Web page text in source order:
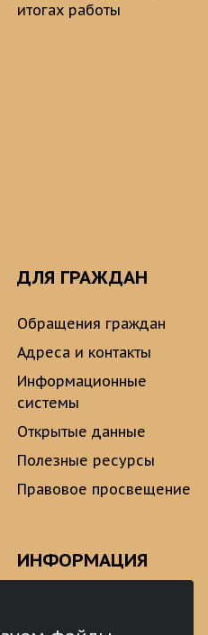
итогах работы
ДЛЯ ГРАЖДАН
Обращения граждан
Адреса и контакты
Информационные
системы
Открытые данные
Полезные ресурсы
Правовое просвещение
ИНФОРМАЦИЯ
аналитические